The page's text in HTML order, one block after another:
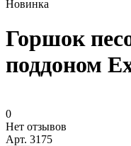
Новинка
Горшок
поддоном
0
Нет отзывов
Арт. 3175